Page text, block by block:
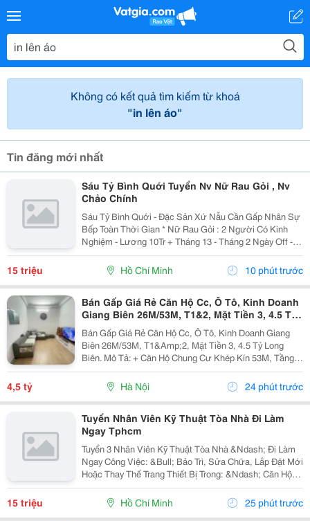
Không có kết quả tìm kiếm từ khoá
"in lên áo"
Tin đăng mới nhất
Sáu Tỷ Bình Quới Tuyển Nv Nữ Rau Gỏi , Nv
Chảo Chính
Sáu Tỷ Bình Quới - Đặc Sản Xứ Nẫu Cần Gấp Nhân Sự
Bếp Toàn Thời Gian * Nữ Rau Gỏi : 2 Người Có Kinh
Nghiệm - Lương 10Tr + Tháng 13 - Tháng 2 Ngày Off -
Lễ X 2 - Được Nghỉ Tết Nđ * Chảo Chính : 2 Người Có
Kinh Nghiệm + Sức Khỏe Tốt...
15 triệu Hồ Chí Minh 10 phút trước
Bán Gấp Giá Rẻ Căn Hộ Cc, Ô Tô, Kinh Doanh
Giang Biên 26M/53M, T1&2, Mặt Tiền 3, 4.5 Tỷ
Long Biên.
Bán Gấp Giá Rẻ Căn Hộ Cc, Ô Tô, Kinh Doanh Giang
Biên 26M/53M, T1&Amp;2, Mặt Tiền 3, 4.5 Tỷ Long
Biên. Mô Tả: + Căn Hộ Chung Cư Khép Kín 53M, Tầng 1
Và 2 Đế Căn Hộ Chung Cư, Đất Sổ Đỏ Lâu Dài. + Kinh
Doanh Bất Chấp Các Loại Hình, Quỹ Đất Rộng...
4,5 tỷ Hà Nội 24 phút trước
Tuyển Nhân Viên Kỹ Thuật Tòa Nhà Đi Làm
Ngay Tphcm
Tuyển 3 Nhân Viên Kỹ Thuật Tòa Nhà &Ndash; Đi Làm
Ngay Công Việc: &Bull; Bảo Trì, Sửa Chữa, Lắp Đặt Mới
Hoặc Thay Thế Trang Thiết Bị Trong: &Ndash; Căn Hộ
Dịch Vụ &Ndash; Nhà Trọ, Chung Cư Mini &Bull; Kiểm
Tra Và Xử Lý Sự Cố Phát Sinh...
15 triệu Hồ Chí Minh 25 phút trước